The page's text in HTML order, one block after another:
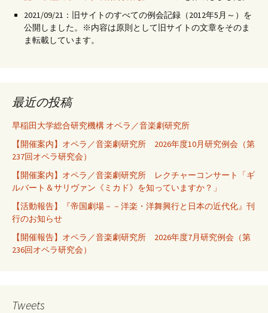
2021/09/21：旧サイトのすべての例会記録（2012年5月～）を
公開しました。※内容は原則として旧サイトの文章をそのま
ま転載しています。
最近の投稿
早稲田大学総合研究機構 オペラ／音楽劇研究所
【開催案内】オペラ／音楽劇研究所 2026年度10月研究例会（第
237回オペラ研究会）
【開催案内】オペラ／音楽劇研究所 レクチャーコンサート「ギ
ルバート＆サリヴァン《ミカド》を知っていますか？」
【活動報告】『帝国劇場－－洋楽・洋舞興行と日本の近代化』刊
行のお知らせ
【開催報告】オペラ／音楽劇研究所 2026年度7月研究例会（第
236回オペラ研究会）
Tweets